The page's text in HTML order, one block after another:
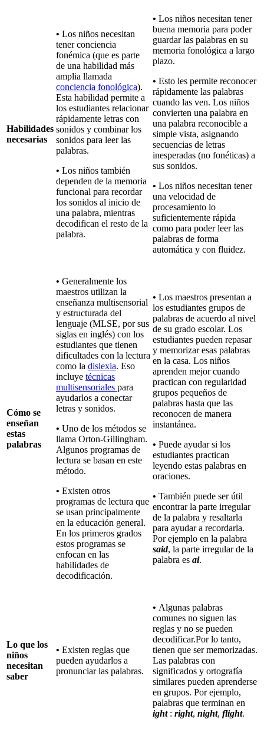
Habilidades
necesarias
• Los niños necesitan
tener conciencia
fonémica (que es parte
de una habilidad más
amplia llamada
conciencia fonológica).
Esta habilidad permite a
los estudiantes relacionar
rápidamente letras con
sonidos y combinar los
sonidos para leer las
palabras.
• Los niños también
dependen de la memoria
funcional para recordar
los sonidos al inicio de
una palabra, mientras
decodifican el resto de la
palabra.
• Los niños necesitan tener
buena memoria para poder
guardar las palabras en su
memoria fonológica a largo
plazo.
• Esto les permite reconocer
rápidamente las palabras
cuando las ven. Los niños
convierten una palabra en
una palabra reconocible a
simple vista, asignando
secuencias de letras
inesperadas (no fonéticas) a
sus sonidos.
• Los niños necesitan tener
una velocidad de
procesamiento lo
suficientemente rápida
como para poder leer las
palabras de forma
automática y con fluidez.
Cómo se
enseñan
estas
palabras
• Generalmente los
maestros utilizan la
enseñanza multisensorial
y estructurada del
lenguaje (MLSE, por sus
siglas en inglés) con los
estudiantes que tienen
dificultades con la lectura
como la dislexia. Eso
incluye técnicas
multisensoriales para
ayudarlos a conectar
letras y sonidos.
• Uno de los métodos se
llama Orton-Gillingham.
Algunos programas de
lectura se basan en este
método.
• Existen otros
programas de lectura que
se usan principalmente
en la educación general.
En los primeros grados
estos programas se
enfocan en las
habilidades de
decodificación.
• Los maestros presentan a
los estudiantes grupos de
palabras de acuerdo al nivel
de su grado escolar. Los
estudiantes pueden repasar
y memorizar esas palabras
en la casa. Los niños
aprenden mejor cuando
practican con regularidad
grupos pequeños de
palabras hasta que las
reconocen de manera
instantánea.
• Puede ayudar si los
estudiantes practican
leyendo estas palabras en
oraciones.
• También puede ser útil
encontrar la parte irregular
de la palabra y resaltarla
para ayudar a recordarla.
Por ejemplo en la palabra
said, la parte irregular de la
palabra es ai.
Lo que los
niños
necesitan
saber
• Existen reglas que
pueden ayudarlos a
pronunciar las palabras.
• Algunas palabras
comunes no siguen las
reglas y no se pueden
decodificar.Por lo tanto,
tienen que ser memorizadas.
Las palabras con
significados y ortografía
similares pueden aprenderse
en grupos. Por ejemplo,
palabras que terminan en
ight : right, night, flight.